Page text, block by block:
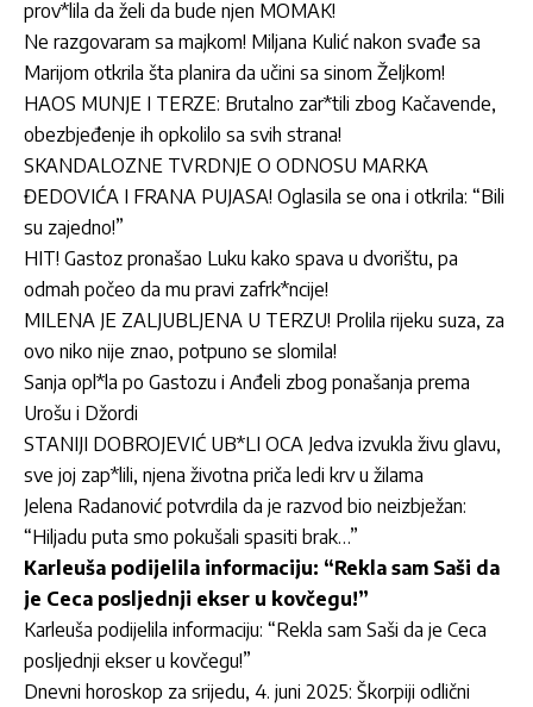
prov*lila da želi da bude njen MOMAK!
Ne razgovaram sa majkom! Miljana Kulić nakon svađe sa
Marijom otkrila šta planira da učini sa sinom Željkom!
HAOS MUNJE I TERZE: Brutalno zar*tili zbog Kačavende,
obezbjeđenje ih opkolilo sa svih strana!
SKANDALOZNE TVRDNJE O ODNOSU MARKA
ĐEDOVIĆA I FRANA PUJASA! Oglasila se ona i otkrila: “Bili
su zajedno!”
HIT! Gastoz pronašao Luku kako spava u dvorištu, pa
odmah počeo da mu pravi zafrk*ncije!
MILENA JE ZALJUBLJENA U TERZU! Prolila rijeku suza, za
ovo niko nije znao, potpuno se slomila!
Sanja opl*la po Gastozu i Anđeli zbog ponašanja prema
Urošu i Džordi
STANIJI DOBROJEVIĆ UB*LI OCA Jedva izvukla živu glavu,
sve joj zap*lili, njena životna priča ledi krv u žilama
Jelena Radanović potvrdila da je razvod bio neizbježan:
“Hiljadu puta smo pokušali spasiti brak…”
Karleuša podijelila informaciju: “Rekla sam Saši da
je Ceca posljednji ekser u kovčegu!”
Karleuša podijelila informaciju: “Rekla sam Saši da je Ceca
posljednji ekser u kovčegu!”
Dnevni horoskop za srijedu, 4. juni 2025: Škorpiji odlični